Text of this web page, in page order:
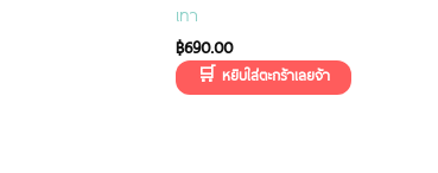
เทา
฿690.00